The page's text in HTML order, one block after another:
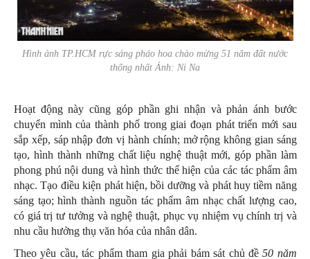
Hình ảnh TP.HCM rực sáng pháo hoa chào mừng 51 năm đất nước
thống nhất Ảnh: Ni Na
Hoạt động này cũng góp phần ghi nhận và phản ánh bước
chuyển mình của thành phố trong giai đoạn phát triển mới sau
sắp xếp, sáp nhập đơn vị hành chính; mở rộng không gian sáng
tạo, hình thành những chất liệu nghệ thuật mới, góp phần làm
phong phú nội dung và hình thức thể hiện của các tác phẩm âm
nhạc. Tạo điều kiện phát hiện, bồi dưỡng và phát huy tiềm năng
sáng tạo; hình thành nguồn tác phẩm âm nhạc chất lượng cao,
có giá trị tư tưởng và nghệ thuật, phục vụ nhiệm vụ chính trị và
nhu cầu hưởng thụ văn hóa của nhân dân.
Theo yêu cầu, tác phẩm tham gia phải bám sát chủ đề50 năm